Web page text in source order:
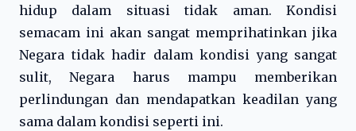
hidup dalam situasi tidak aman. Kondisi
semacam ini akan sangat memprihatinkan jika
Negara tidak hadir dalam kondisi yang sangat
sulit, Negara harus mampu memberikan
perlindungan dan mendapatkan keadilan yang
sama dalam kondisi seperti ini.